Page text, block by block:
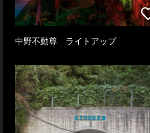
中野不動尊 ライトアップ